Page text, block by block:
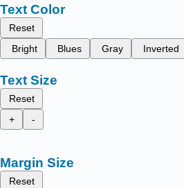
Text Color
Reset
Bright
Blues Gray Inverted
Text Size
Reset
+
-
Margin Size
Reset